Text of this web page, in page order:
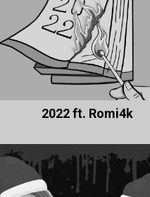
2022 ft. Romi4k